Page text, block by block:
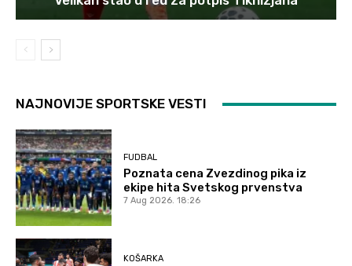
NAJNOVIJE SPORTSKE VESTI
FUDBAL
Poznata cena Zvezdinog pika iz
ekipe hita Svetskog prvenstva
7 Aug 2026. 18:26
KOŠARKA